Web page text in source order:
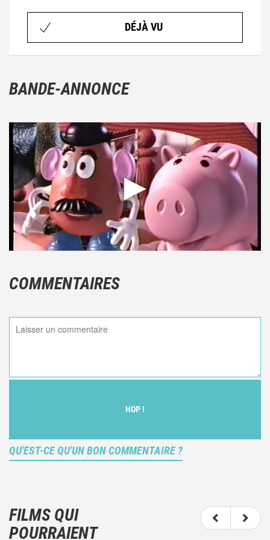
DÉJÀ VU
BANDE-ANNONCE
COMMENTAIRES
HOP !
QU'EST-CE QU'UN BON COMMENTAIRE ?
votre ressenti (et donc subjectif) du film.
N'hésitez pas à décrire clairement vos émotions
FILMS QUI
POURRAIENT